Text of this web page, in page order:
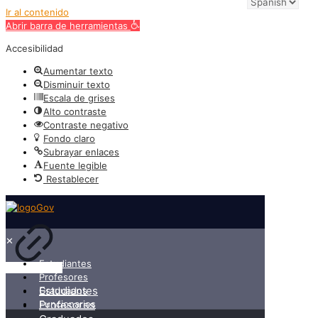
Ir al contenido
Abrir barra de herramientas
Accesibilidad
Aumentar texto
Disminuir texto
Escala de grises
Alto contraste
Contraste negativo
Fondo claro
Subrayar enlaces
Fuente legible
Restablecer
✕
Estudiantes
Profesores
Graduados
Funcionarios
Estudiantes
Profesores